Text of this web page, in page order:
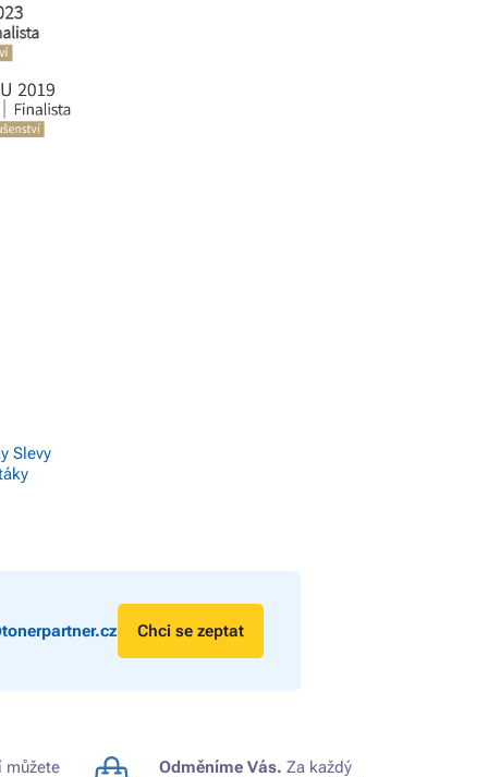
Slevy
Chci se zeptat
můžete
Odměníme Vás. Za každý